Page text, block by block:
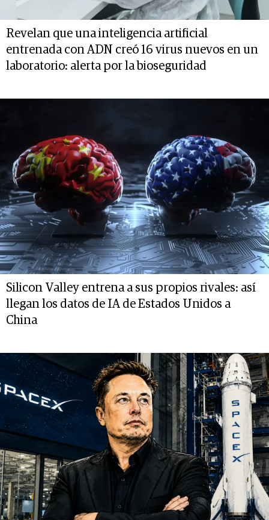
Revelan que una inteligencia artificial
entrenada con ADN creó 16 virus nuevos en un
laboratorio: alerta por la bioseguridad
Silicon Valley entrena a sus propios rivales: así
llegan los datos de IA de Estados Unidos a
China